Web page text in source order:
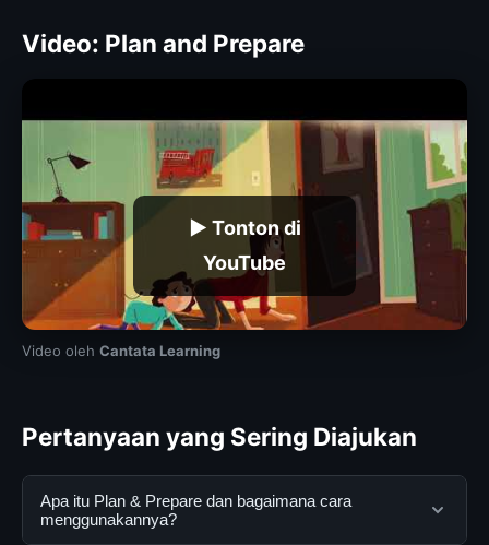
Video: Plan and Prepare
▶ Tonton di
YouTube
Video oleh Cantata Learning
Pertanyaan yang Sering Diajukan
Apa itu Plan & Prepare dan bagaimana cara
menggunakannya?